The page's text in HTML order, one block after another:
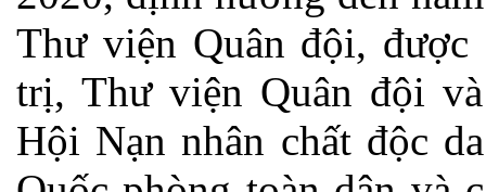
Thư viện Quân đội,
trị, Thư viện Quân đội
Hội Nạn nhân chất độc